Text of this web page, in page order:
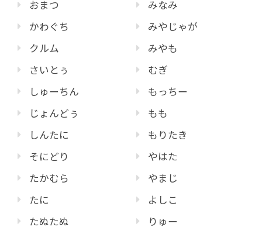
おまつ
かわぐち
クルム
さいとぅ
しゅーちん
じょんどぅ
しんたに
そにどり
たかむら
たに
たぬたぬ
みなみ
みやじゃが
みやも
むぎ
もっちー
もも
もりたき
やはた
やまじ
よしこ
りゅー